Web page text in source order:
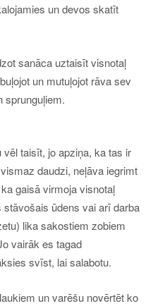
un devos skatīt
sanāca uztaisīt visnotaļ
un mutuļojot rāva sev
sprunguļiem.
taisīt, jo apziņa, ka tas ir
daudzi, neļāva iegrimt
gaisā virmoja visnotaļ
ūdens vai arī darba
lika sakostiem zobiem
vairāk es tagad
svīst, lai salabotu.
un varēšu novērtēt ko